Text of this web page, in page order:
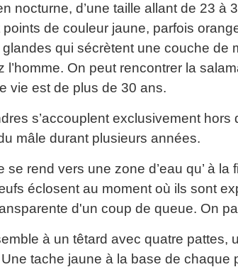
nocturne, d’une taille allant de 23
de couleur jaune, parfois
qui sécrètent une couche
l’homme. On peut rencontrer la
vie est de plus de 30 ans.
s’accouplent exclusivement
mâle durant plusieurs années.
se rend vers une zone d’eau qu’ à
éclosent au moment où ils sont
d'un coup de queue. On
à un têtard avec quatre
tache jaune à la base de